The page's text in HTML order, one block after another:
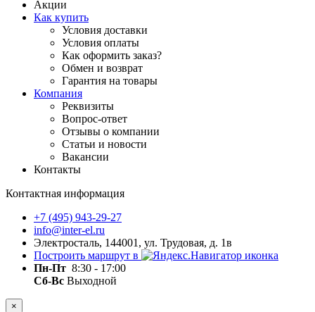
Акции
Как купить
Условия доставки
Условия оплаты
Как оформить заказ?
Обмен и возврат
Гарантия на товары
Компания
Реквизиты
Вопрос-ответ
Отзывы о компании
Статьи и новости
Вакансии
Контакты
Контактная информация
+7 (495) 943-29-27
info@inter-el.ru
Электросталь, 144001, ул. Трудовая, д. 1в
Построить маршрут в
Пн-Пт 8:30 - 17:00
Сб-Вс Выходной
×